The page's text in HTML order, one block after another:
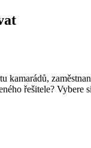
kamarádů,
řešitele? Vybere